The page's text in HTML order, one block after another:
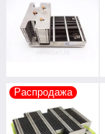
Распродажа